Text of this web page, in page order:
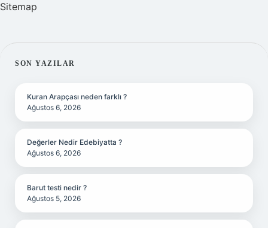
Sitemap
SIDEBAR
SON YAZILAR
Kuran Arapçası neden farklı ?
Ağustos 6, 2026
Değerler Nedir Edebiyatta ?
Ağustos 6, 2026
Barut testi nedir ?
Ağustos 5, 2026